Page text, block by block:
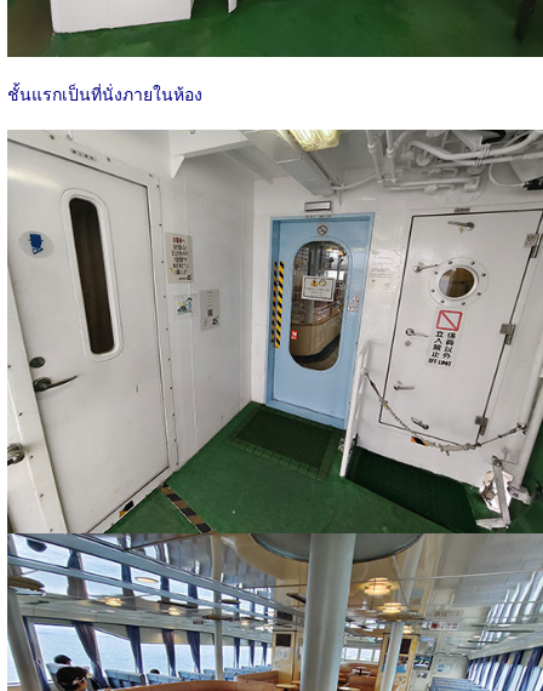
ชั้นแรกเป็นที่นั่งภายในห้อง